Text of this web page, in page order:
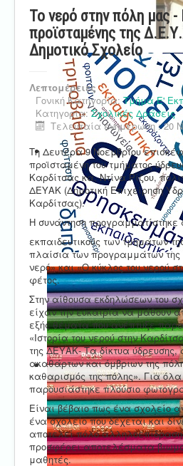
Το νερό στην πόλη μας -
προϊσταμένης της
Δημοτικό Σχολείο
Λεπτομέρειες
Γονική Κατηγορία:Τμήμα Ε'
Κατηγορία:Σχολικές Δράσεις
Τελευταία ενημέρωση : 20
Τη Δευτέρα 9 Νοεμβρίου
προϊσταμένη του τμήματος
Καρδίτσας κα. Ντίνα Ρίζου,
ΔΕΥΑΚ (Δημοτική Επιχείρηση
Καρδίτσας).
Η συνάντηση προγραμματίστηκε
εκπαιδευτικούς των τμημάτων
πλαίσια των προγραμμάτων της
νερό» και «Ο κύκλος του νερού
φέτος.
Στην αίθουσα εκδηλώσεων του
είχαν την ευκαιρία να μάθουν
εξής θέματα που ανέπτυξε
«Ιστορία του νερού στην
της ΔΕΥΑΚ- Τα δίκτυα ύδρευσης,
ακαθάρτων και όμβριων της
καθαρισμός της πόλης». Για
παρουσιάστηκε πλούσιο
Είναι βέβαιο πως ένα σχολείο
ένα σχολείο που δέχεται και
αποτελεί πόλο
προσφέρει αποτελέσματα
μαθητές.